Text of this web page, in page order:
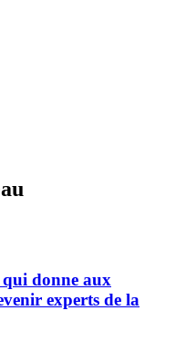
donne aux
experts de la